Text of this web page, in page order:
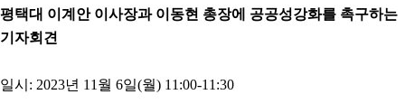
평택대 이계안 이사장과 이동현 총장에 공공성강화를 촉구하는
기자회견
일시: 2023년 11월 6일(월) 11:00-11:30